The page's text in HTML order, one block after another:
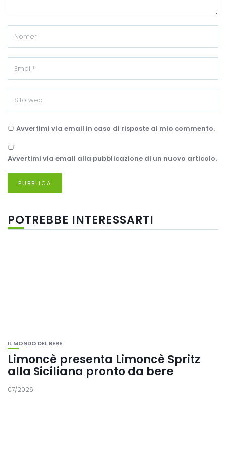
Avvertimi via email in caso di risposte al mio commento.
Avvertimi via email alla pubblicazione di un nuovo articolo.
POTREBBE INTERESSARTI
IL MONDO DEL BERE
Limoncè presenta Limoncè Spritz
alla Siciliana pronto da bere
07/2026